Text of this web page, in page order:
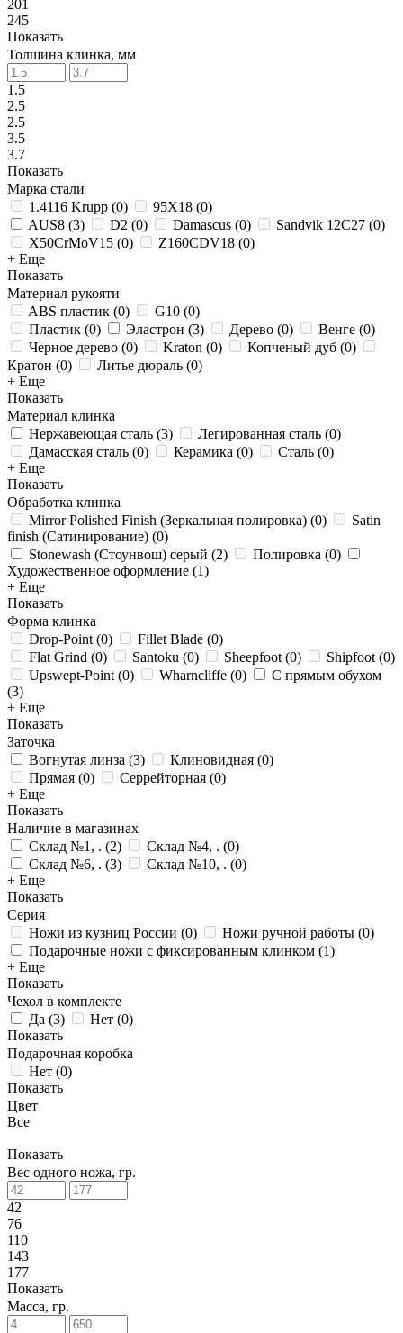
201
245
Показать
Толщина клинка, мм
1.5
2.5
2.5
3.5
3.7
Показать
Марка стали
1.4116 Krupp (0) 95Х18 (0)
AUS8 (3) D2 (0) Damascus (0) Sandvik 12C27 (0)
X50CrMoV15 (0) Z160CDV18 (0)
+ Еще
Показать
Материал рукояти
ABS пластик (0) G10 (0)
Пластик (0) Эластрон (3) Дерево (0) Венге (0)
Черное дерево (0) Kraton (0) Копченый дуб (0)
Кратон (0) Литье дюраль (0)
+ Еще
Показать
Материал клинка
Нержавеющая сталь (3) Легированная сталь (0)
Дамасская сталь (0) Керамика (0) Сталь (0)
+ Еще
Показать
Обработка клинка
Mirror Polished Finish (Зеркальная полировка) (0)
Satin
finish (Сатинирование) (0)
Stonewash (Стоунвош) серый (2) Полировка (0)
Художественное оформление (1)
+ Еще
Показать
Форма клинка
Drop-Point (0) Fillet Blade (0)
Flat Grind (0) Santoku (0) Sheepfoot (0) Shipfoot (0)
Upswept-Point (0) Wharncliffe (0)
С прямым обухом
(3)
+ Еще
Показать
Заточка
Вогнутая линза (3) Клиновидная (0)
Прямая (0) Серрейторная (0)
+ Еще
Показать
Наличие в магазинах
Склад №1, . (2) Склад №4, . (0)
Склад №6, . (3) Склад №10, . (0)
+ Еще
Показать
Серия
Ножи из кузниц России (0) Ножи ручной работы (0)
Подарочные ножи с фиксированным клинком (1)
+ Еще
Показать
Чехол в комплекте
Да (3) Нет (0)
Показать
Подарочная коробка
Нет (0)
Показать
Цвет
Все
Показать
Вес одного ножа, гр.
42
76
110
143
177
Показать
Масса, гр.